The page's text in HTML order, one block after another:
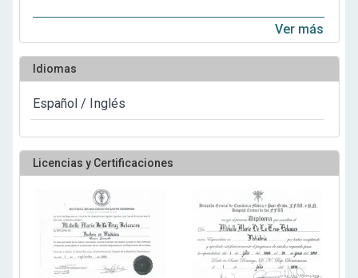
Ver más
Idiomas
Español / Inglés
Licencias y Certificaciones